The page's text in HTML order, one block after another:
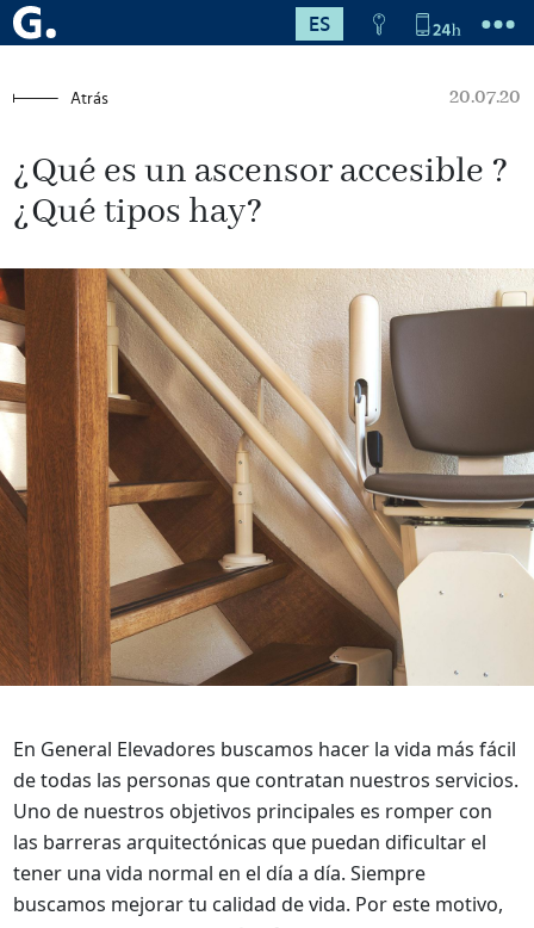
ES
Atrás 20.07.20
¿Qué es un ascensor accesible ?
¿Qué tipos hay?
En General Elevadores buscamos hacer la vida más fácil
de todas las personas que contratan nuestros servicios.
Uno de nuestros objetivos principales es romper con
las barreras arquitectónicas que puedan dificultar el
tener una vida normal en el día a día. Siempre
buscamos mejorar tu calidad de vida. Por este motivo,